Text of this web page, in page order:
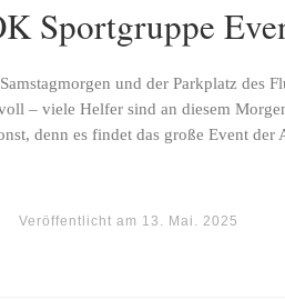
Sportgruppe
und der Parkplatz des
– viele Helfer sind an diesem
denn es findet das große Event
Veröffentlicht am 13. Mai. 2025